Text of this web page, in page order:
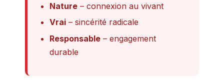
Nature – connexion au vivant
Vrai – sincérité radicale
Responsable – engagement
durable